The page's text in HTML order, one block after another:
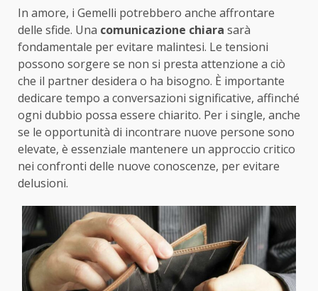
In amore, i Gemelli potrebbero anche affrontare
delle sfide. Una comunicazione chiara sarà
fondamentale per evitare malintesi. Le tensioni
possono sorgere se non si presta attenzione a ciò
che il partner desidera o ha bisogno. È importante
dedicare tempo a conversazioni significative, affinché
ogni dubbio possa essere chiarito. Per i single, anche
se le opportunità di incontrare nuove persone sono
elevate, è essenziale mantenere un approccio critico
nei confronti delle nuove conoscenze, per evitare
delusioni.